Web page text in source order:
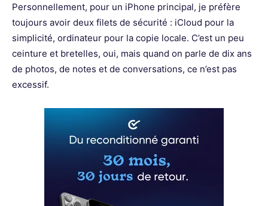
Personnellement, pour un iPhone principal, je préfère
toujours avoir deux filets de sécurité : iCloud pour la
simplicité, ordinateur pour la copie locale. C’est un peu
ceinture et bretelles, oui, mais quand on parle de dix ans
de photos, de notes et de conversations, ce n’est pas
excessif.